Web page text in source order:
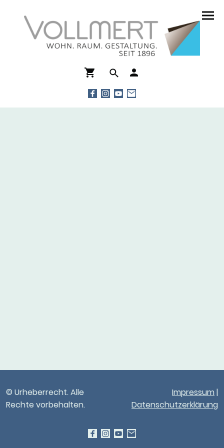
© Urheberrecht. Alle
Rechte vorbehalten.
Impressum |
Datenschutzerklärung